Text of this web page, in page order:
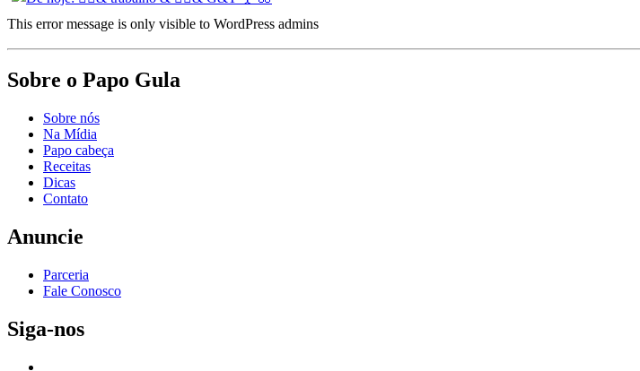
This error message is only visible to WordPress admins
Sobre o Papo Gula
Sobre nós
Na Mídia
Papo cabeça
Receitas
Dicas
Contato
Anuncie
Parceria
Fale Conosco
Siga-nos